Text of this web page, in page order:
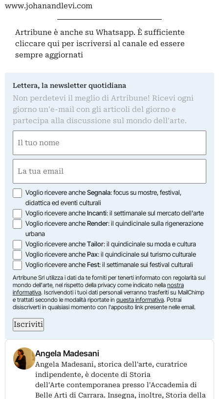
www.johanandlevi.com
Artribune è anche su Whatsapp. È sufficiente
cliccare qui per iscriversi al canale ed essere
sempre aggiornati
Lettera, la newsletter quotidiana
Non perdetevi il meglio di Artribune! Ricevi ogni
giorno un'e-mail con gli articoli del giorno e
partecipa alla discussione sul mondo dell'arte.
(Required)
First
(Required)
Opzioni
Voglio ricevere ancheSegnala: focus su mostre, festival,
didattica ed eventi culturali
Voglio ricevere ancheIncanti: il settimanale sul mercato dell'arte
Voglio ricevere ancheRender: il quindicinale sulla rigenerazione
urbana
Voglio ricevere ancheTailor: il quindicinale su moda e cultura
Voglio ricevere anchePax: il quindicinale sul turismo culturale
Voglio ricevere ancheFest: il settimanale sui festival culturali
Artribune Srl utilizza i dati da te forniti per tenerti informato con regolarità sul
mondo dell'arte, nel rispetto della privacy come indicato nella nostra
informativa. Iscrivendoti i tuoi dati personali verranno trasferiti su MailChimp
e trattati secondo le modalità riportate in questa informativa. Potrai
disiscriverti in qualsiasi momento con l'apposito link presente nelle email.
Iscriviti
Angela Madesani
Angela Madesani, storica dell'arte, curatrice
indipendente, è docente di Storia
dell'Arte contemporanea presso l'Accademia di
Belle Arti di Carrara. Insegna, inoltre, Storia della